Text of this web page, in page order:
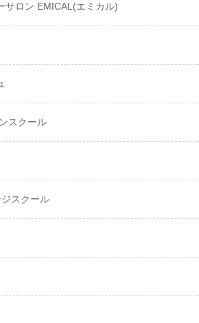
サロン EMICAL(エミカル)
スクール
スクール